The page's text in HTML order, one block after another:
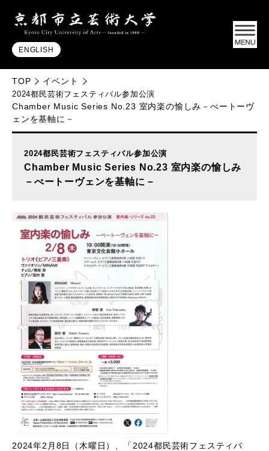
ENGLISH
TOP イベント
2024都民芸術フェスティバル参加公演
Chamber Music Series No.23 室内楽の愉しみ－べートーヴ
ェンを基軸に－
2024都民芸術フェスティバル参加公演
Chamber Music Series No.23 室内楽の愉しみ
－べートーヴェンを基軸に－
2024年2月8日（木曜日）、「2024都民芸術フェスティバ